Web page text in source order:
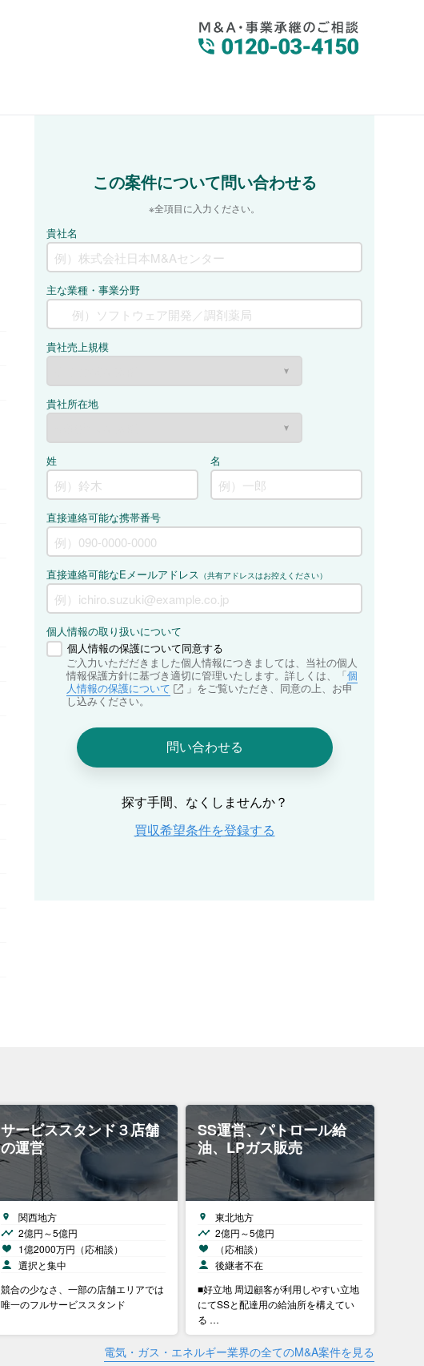
サービススタンド３店舗
の運営
関西地方
2億円～5億円
1億2000万円（応相談）
選択と集中
競合の少なさ、一部の店舗エリアでは
唯一のフルサービススタンド
SS運営、パトロール給
油、LPガス販売
東北地方
2億円～5億円
（応相談）
後継者不在
■好立地 周辺顧客が利用しやすい立地
にてSSと配達用の給油所を構えてい
る …
電気・ガス・エネルギー業界の全てのM&A案件を見る